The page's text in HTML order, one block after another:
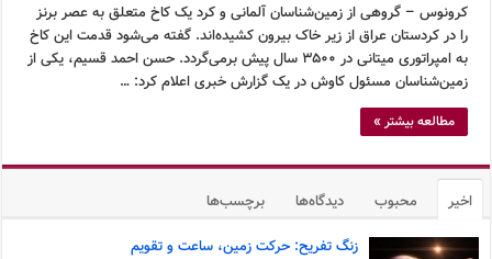
کرونوس – گروهی از زمین‌شناسان آلمانی و کرد یک کاخ متعلق به عصر برنز
را در کردستان عراق از زیر خاک بیرون کشیده‌اند. گفته می‌شود قدمت این کاخ
به امپراتوری میتانی در ۳۵۰۰ سال پیش برمی‌گردد. حسن احمد قسیم، یکی از
زمین‌شناسان مسئول کاوش در یک گزارش خبری اعلام کرد: …
مطالعه بیشتر »
اخیر محبوب دیدگاه‌ها برچسب‌ها
زنگ تفریح: حرکت زمین، ساعت و تقویم